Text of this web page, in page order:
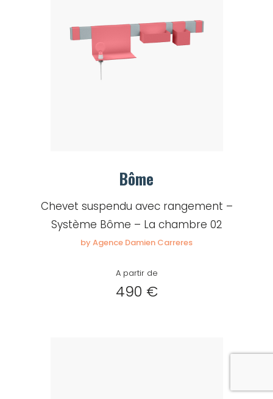
Bôme
Chevet suspendu avec rangement –
Système Bôme – La chambre 02
by Agence Damien Carreres
A partir de
490 €